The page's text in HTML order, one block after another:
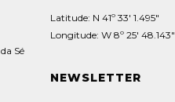
Sé
Latitude: N 41º 33' 1.495"
Longitude: W 8º 25' 48.143"
NEWSLETTER